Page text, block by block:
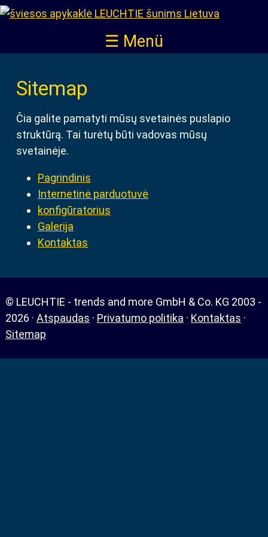
☰ Menü
Sitemap
Čia galite pamatyti mūsų svetainės puslapio
struktūrą. Tai turėtų būti vadovas mūsų
svetainėje.
Pagrindinis
Internetinė parduotuvė
konfigūratorius
Galerija
Kontaktas
© LEUCHTIE - trends and more GmbH & Co. KG 2003 -
2026 · Atspaudas · Privatumo politika · Kontaktas ·
Sitemap